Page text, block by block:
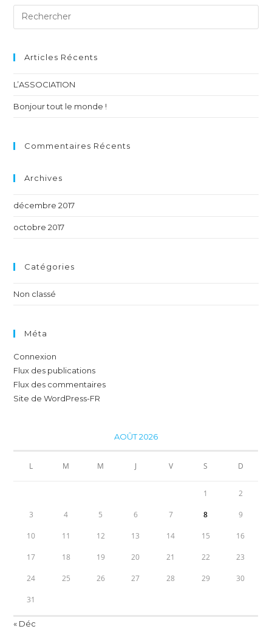
Articles Récents
L’ASSOCIATION
Bonjour tout le monde !
Commentaires Récents
Archives
décembre 2017
octobre 2017
Catégories
Non classé
Méta
Connexion
Flux des publications
Flux des commentaires
Site de WordPress-FR
AOÛT 2026
L M M J V S D
1 2
3 4 5 6 7 8 9
10 11 12 13 14 15 16
17 18 19 20 21 22 23
24 25 26 27 28 29 30
31
« Déc